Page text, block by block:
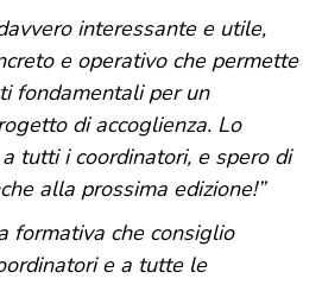
interessante e utile,
e operativo che permette
fondamentali per un
di accoglienza. Lo
tutti i coordinatori, e spero di
alla prossima edizione!”
formativa che consiglio
e a tutte le